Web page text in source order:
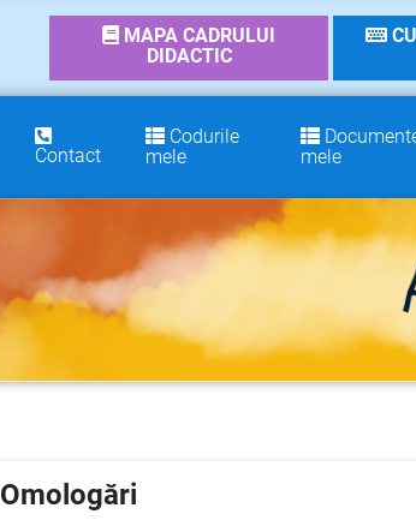
MAPA CADRULUI
DIDACTIC
Contact
Codurile
mele
mele
Omologări